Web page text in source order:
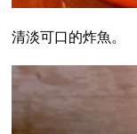
清淡可口的炸魚。